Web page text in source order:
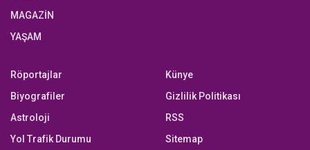
MAGAZİN
YAŞAM
Röportajlar
Biyografiler
Astroloji
Yol Trafik Durumu
Künye
Gizlilik Politikası
RSS
Sitemap